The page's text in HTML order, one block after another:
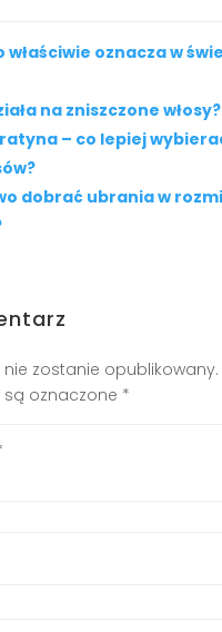
właściwie oznacza w
na zniszczone włosy?
– co lepiej
dobrać ubrania w
zostanie opublikowany.
oznaczone *